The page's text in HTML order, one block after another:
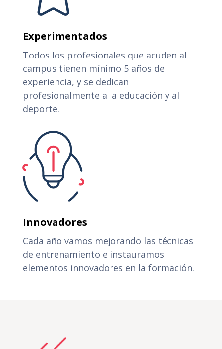
Experimentados
Todos los profesionales que acuden al
campus tienen mínimo 5 años de
experiencia, y se dedican
profesionalmente a la educación y al
deporte.
Innovadores
Cada año vamos mejorando las técnicas
de entrenamiento e instauramos
elementos innovadores en la formación.